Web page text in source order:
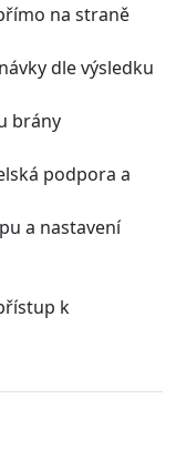
na straně
dle výsledku
brány
podpora a
a nastavení
k